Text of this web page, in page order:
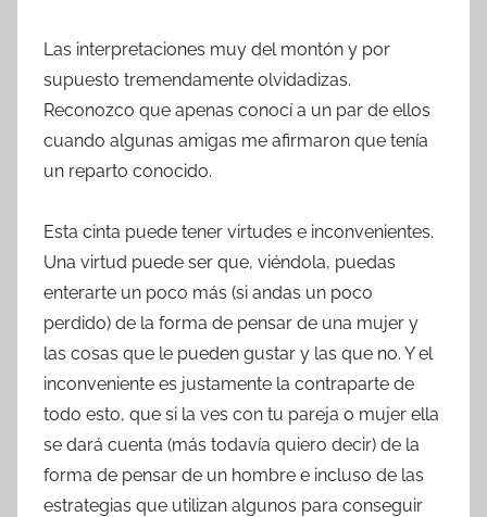
Las interpretaciones muy del montón y por
supuesto tremendamente olvidadizas.
Reconozco que apenas conocí a un par de ellos
cuando algunas amigas me afirmaron que tenía
un reparto conocido.
Esta cinta puede tener virtudes e inconvenientes.
Una virtud puede ser que, viéndola, puedas
enterarte un poco más (si andas un poco
perdido) de la forma de pensar de una mujer y
las cosas que le pueden gustar y las que no. Y el
inconveniente es justamente la contraparte de
todo esto, que si la ves con tu pareja o mujer ella
se dará cuenta (más todavía quiero decir) de la
forma de pensar de un hombre e incluso de las
estrategias que utilizan algunos para conseguir